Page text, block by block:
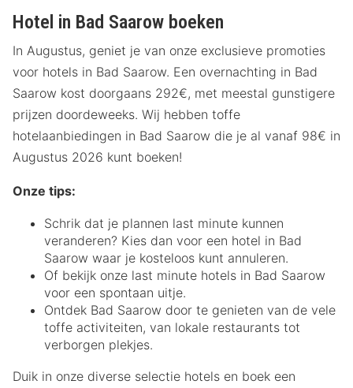
Hotel in Bad Saarow boeken
In Augustus, geniet je van onze exclusieve promoties
voor hotels in Bad Saarow. Een overnachting in Bad
Saarow kost doorgaans 292€, met meestal gunstigere
prijzen doordeweeks. Wij hebben toffe
hotelaanbiedingen in Bad Saarow die je al vanaf 98€ in
Augustus 2026 kunt boeken!
Onze tips:
Schrik dat je plannen last minute kunnen
veranderen? Kies dan voor een hotel in Bad
Saarow waar je kosteloos kunt annuleren.
Of bekijk onze last minute hotels in Bad Saarow
voor een spontaan uitje.
Ontdek Bad Saarow door te genieten van de vele
toffe activiteiten, van lokale restaurants tot
verborgen plekjes.
Duik in onze diverse selectie hotels en boek een